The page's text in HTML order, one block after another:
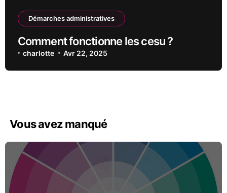
Démarches administratives
Comment fonctionne les cesu ?
charlotte Avr 22, 2025
Vous avez manqué